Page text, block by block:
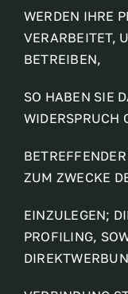
WERDEN IHRE
VERARBEITET,
BETREIBEN,
SO HABEN SIE
WIDERSPRUCH
ZUM ZWECKE
EINZULEGEN;
PROFILING,